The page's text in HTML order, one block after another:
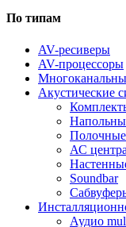
По типам
AV-ресиверы
AV-процессоры
Акустические
Полочные
АС
Soundbar
Аудио